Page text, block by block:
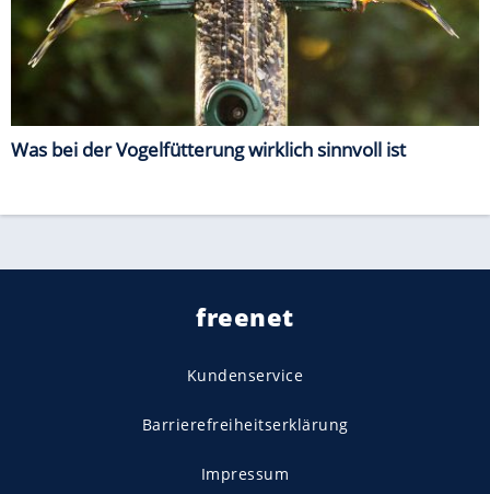
Was bei der Vogelfütterung wirklich sinnvoll ist
freenet
Kundenservice
Barrierefreiheitserklärung
Impressum